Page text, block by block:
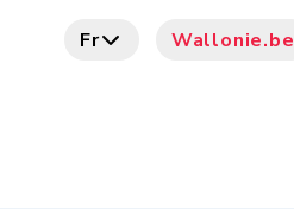
Fr Wallonie.be